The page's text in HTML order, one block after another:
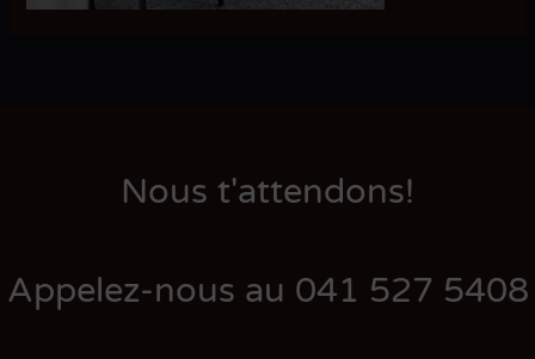
Nous t'attendons!
Appelez-nous au 041 527 5408